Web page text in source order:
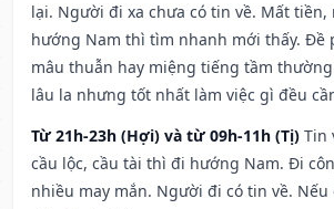
lại. Người đi xa chưa có tin về. Mất tiền,
hướng Nam thì tìm nhanh mới thấy. Đề
mâu thuẫn hay miệng tiếng tầm
lâu la nhưng tốt nhất làm việc gì đều
Từ 21h-23h (Hợi) và từ 09h-11h (Tị) Tin
cầu lộc, cầu tài thì đi hướng Nam. Đi
nhiều may mắn. Người đi có tin về.